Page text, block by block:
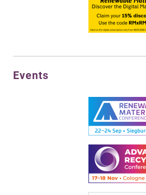
Events